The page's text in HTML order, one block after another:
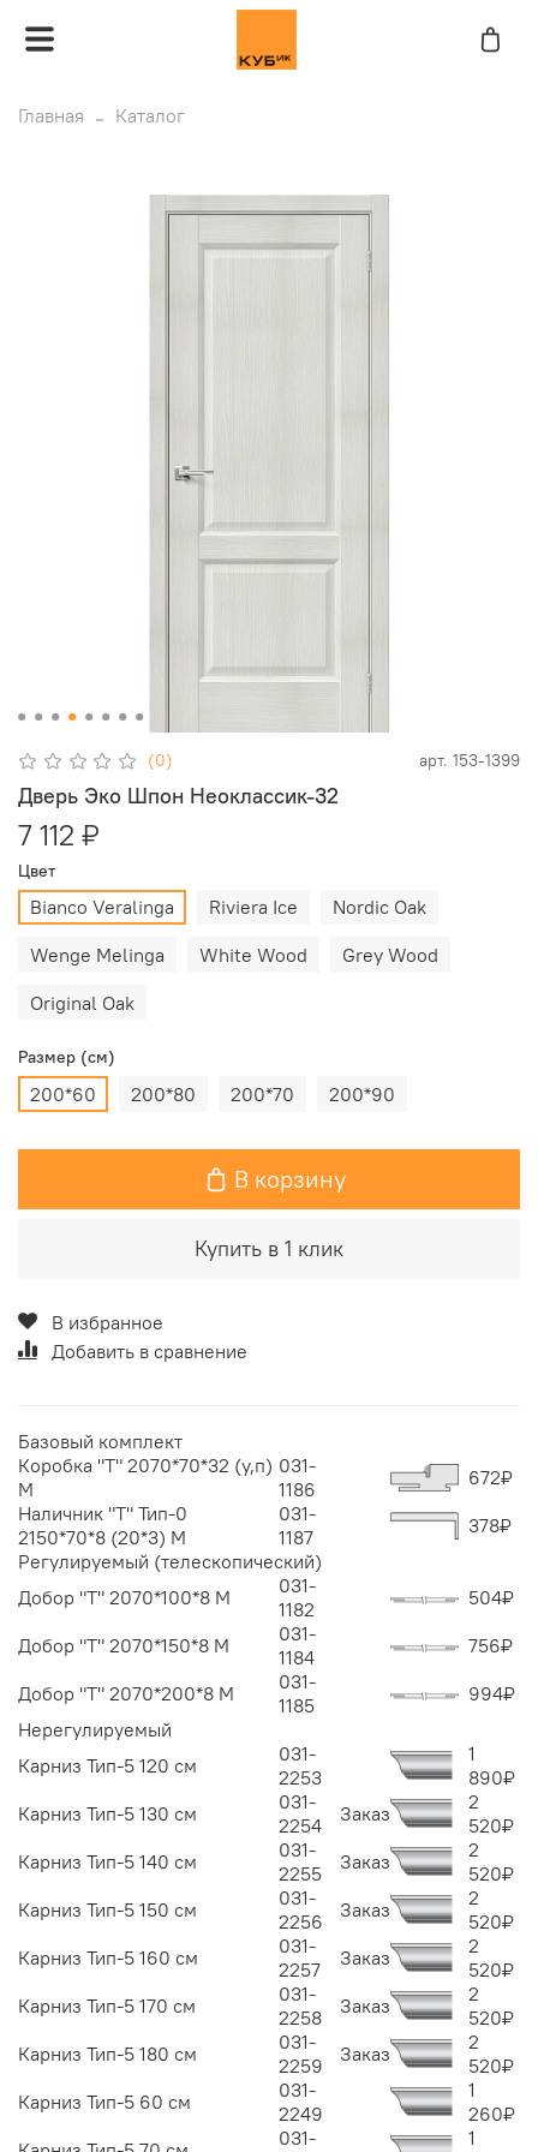
Главная Каталог
(0) арт. 153-1399
Дверь Эко Шпон Неоклассик-32
7 112 ₽
Цвет
Bianco Veralinga Riviera Ice
Nordic Oak
Wenge Melinga
White Wood
Grey Wood
Original Oak
Размер (см)
200*60 200*80 200*70 200*90
В корзину
Купить в 1 клик
В избранное
Добавить в сравнение
Базовый комплект
Коробка "Т" 2070*70*32 (у,п)
М
031-
1186
672₽
Наличник "Т" Тип-0
2150*70*8 (20*3) М
031-
1187
378₽
Регулируемый (телескопический)
Добор "Т" 2070*100*8 M
031-
1182
504₽
Добор "Т" 2070*150*8 М
031-
1184
756₽
Добор "Т" 2070*200*8 М
031-
1185
994₽
Нерегулируемый
Карниз Тип-5 120 см
031-
2253
1
890₽
Карниз Тип-5 130 см
031-
2254
Заказ
2
520₽
Карниз Тип-5 140 см
031-
2255
Заказ
2
520₽
Карниз Тип-5 150 см
031-
2256
Заказ
2
520₽
Карниз Тип-5 160 см
031-
2257
Заказ
2
520₽
Карниз Тип-5 170 см
031-
2258
Заказ
2
520₽
Карниз Тип-5 180 см
031-
2259
Заказ
2
520₽
Карниз Тип-5 60 см
031-
2249
1
260₽
031-
1